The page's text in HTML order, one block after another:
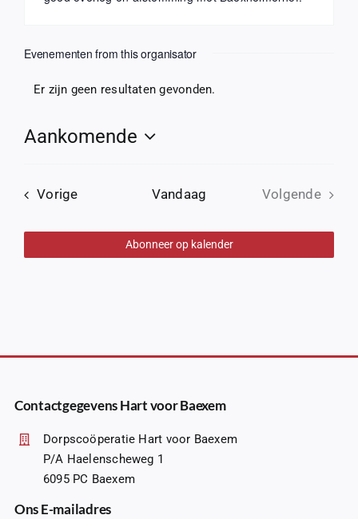
Evenementen from this organisator
Bericht
Er zijn geen resultaten gevonden.
Aankomende
datum.
VorigeEvenementenVandaag
Volgende
Abonneer op kalender
Contactgegevens Hart voor Baexem
Dorpscoöperatie Hart voor Baexem
P/A Haelenscheweg 1
6095 PC Baexem
Ons E-mailadres